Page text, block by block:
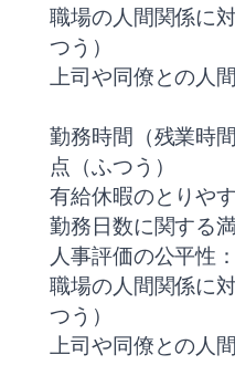
職場の人間関係に
つう）
上司や同僚との人
勤務時間（残業時
点（ふつう）
有給休暇のとりや
勤務日数に関する
人事評価の公平性
職場の人間関係に
つう）
上司や同僚との人